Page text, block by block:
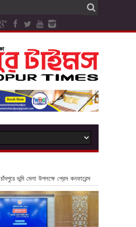
চাঁদপুরে ভূমি মেলা উপলক্ষে প্রেস কনফারেন্স